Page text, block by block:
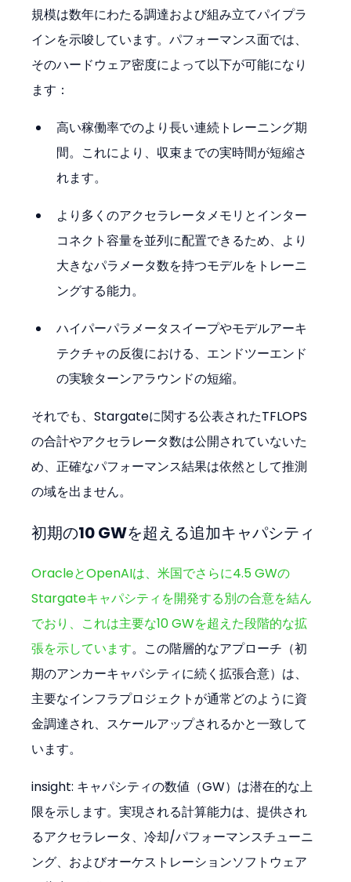
規模は数年にわたる調達および組み立てパイプラ
インを示唆しています。パフォーマンス面では、
そのハードウェア密度によって以下が可能になり
ます：
高い稼働率でのより長い連続トレーニング期
間。これにより、収束までの実時間が短縮さ
れます。
より多くのアクセラレータメモリとインター
コネクト容量を並列に配置できるため、より
大きなパラメータ数を持つモデルをトレーニ
ングする能力。
ハイパーパラメータスイープやモデルアーキ
テクチャの反復における、エンドツーエンド
の実験ターンアラウンドの短縮。
それでも、Stargateに関する公表されたTFLOPS
の合計やアクセラレータ数は公開されていないた
め、正確なパフォーマンス結果は依然として推測
の域を出ません。
初期の10 GWを超える追加キャパシティ
OracleとOpenAIは、米国でさらに4.5 GWの
Stargateキャパシティを開発する別の合意を結ん
でおり、これは主要な10 GWを超えた段階的な拡
張を示しています。この階層的なアプローチ（初
期のアンカーキャパシティに続く拡張合意）は、
主要なインフラプロジェクトが通常どのように資
金調達され、スケールアップされるかと一致して
います。
insight: キャパシティの数値（GW）は潜在的な上
限を示します。実現される計算能力は、提供され
るアクセラレータ、冷却/パフォーマンスチューニ
ング、およびオーケストレーションソフトウェア